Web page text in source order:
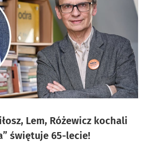
Lem, Różewicz kochali
świętuje 65-lecie!